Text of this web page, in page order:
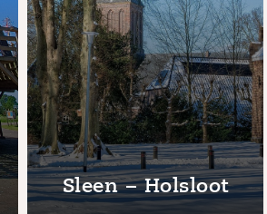
Sleen – Holsloot